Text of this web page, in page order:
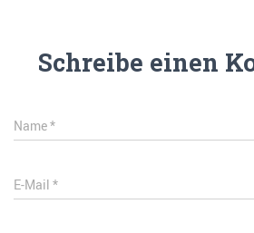
Schreibe einen
Name*
E-Mail *